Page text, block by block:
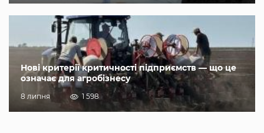
Нові критерії критичності підприємств — що це
означає для агробізнесу
8 липня 1 598